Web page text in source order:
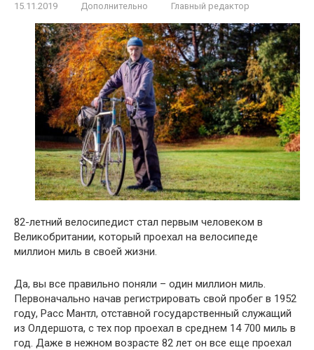
15.11.2019 Дополнительно Главный редактор
82-летний велосипедист стал первым человеком в
Великобритании, который проехал на велосипеде
миллион миль в своей жизни.
Да, вы все правильно поняли – один миллион миль.
Первоначально начав регистрировать свой пробег в 1952
году, Расс Мантл, отставной государственный служащий
из Олдершота, с тех пор проехал в среднем 14 700 миль в
год. Даже в нежном возрасте 82 лет он все еще проехал